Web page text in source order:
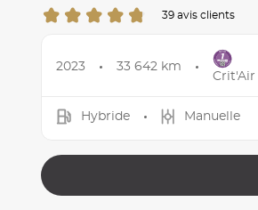
39 avis clients
2023 33 642 km
Crit'Air 1
Hybride Manuelle